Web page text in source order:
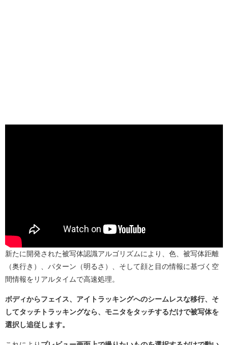
新たに開発された被写体認識アルゴリズムにより、色、被写体距離
（奥行き）、パターン（明るさ）、そして顔と目の情報に基づく空
間情報をリアルタイムで高速処理。
ボディからフェイス、アイトラッキングへのシームレスな移行、そ
してタッチトラッキングなら、モニタをタッチするだけで被写体を
選択し追従します。